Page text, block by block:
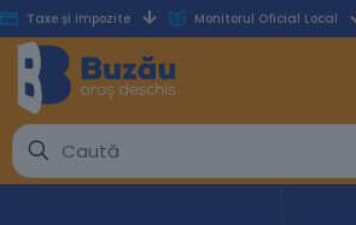
Taxe și impozite Monitorul Oficial Local